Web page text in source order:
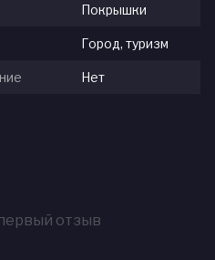
Покрышки
Город, туризм
Нет
отзыв